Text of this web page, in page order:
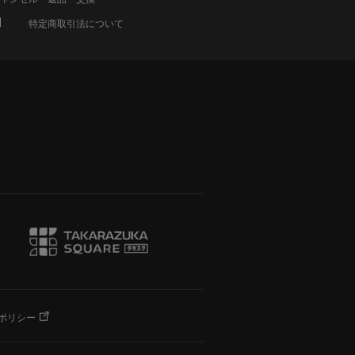
特定商取引法について
リシー